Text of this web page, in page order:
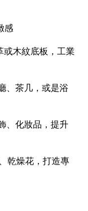
感
或木紋底板，工業
、茶几，或是浴
、化妝品，提升
乾燥花，打造專